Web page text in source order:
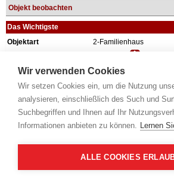
Wir verwenden Cookies
Wir setzen Cookies ein, um die Nutzung
analysieren, einschließlich des Such und
Suchbegriffen und Ihnen auf Ihr
Informationen anbieten zu können. Lernen
ALLE COOKIES
Objekt beobachten
Das Wichtigste
Objektart
2-Familienhaus
Wiederholungstermin
Nein
ca. 1930
Grundstück
Wohnfläche
175 m²
Weiteres
1 Geschoss,